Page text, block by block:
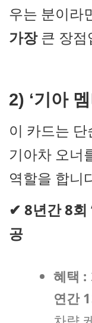
우는 분이라
가장큰 장점
2) ‘기아
이 카드는
기아차 오너
역할을 합니
✔ 8년간 8회
공
혜택 :
연간